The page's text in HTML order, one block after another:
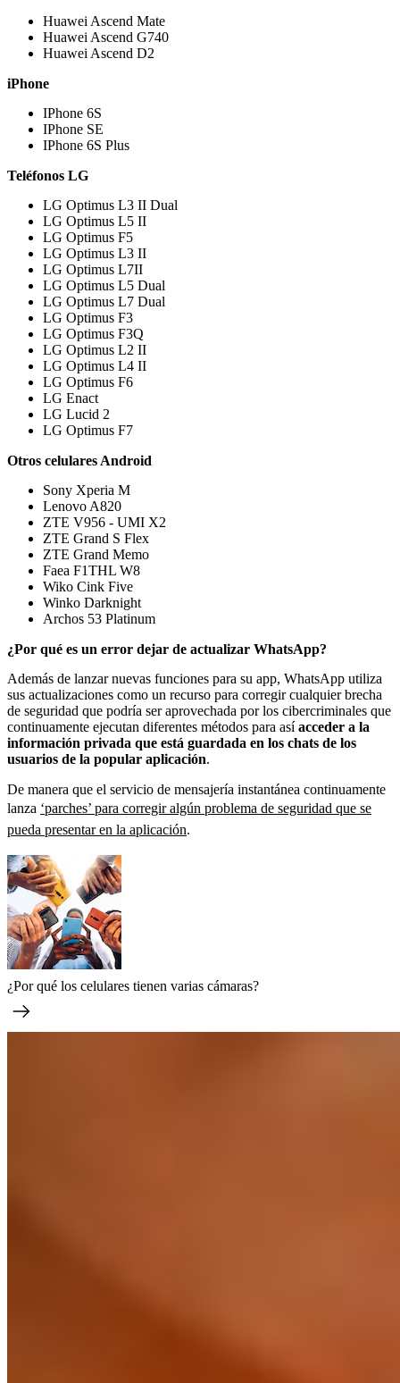
Huawei Ascend Mate
Huawei Ascend G740
Huawei Ascend D2
iPhone
IPhone 6S
IPhone SE
IPhone 6S Plus
Teléfonos LG
LG Optimus L3 II Dual
LG Optimus L5 II
LG Optimus F5
LG Optimus L3 II
LG Optimus L7II
LG Optimus L5 Dual
LG Optimus L7 Dual
LG Optimus F3
LG Optimus F3Q
LG Optimus L2 II
LG Optimus L4 II
LG Optimus F6
LG Enact
LG Lucid 2
LG Optimus F7
Otros celulares Android
Sony Xperia M
Lenovo A820
ZTE V956 - UMI X2
ZTE Grand S Flex
ZTE Grand Memo
Faea F1THL W8
Wiko Cink Five
Winko Darknight
Archos 53 Platinum
¿Por qué es un error dejar de actualizar WhatsApp?
Además de lanzar nuevas funciones para su app, WhatsApp utiliza
sus actualizaciones como un recurso para corregir cualquier brecha
de seguridad que podría ser aprovechada por los cibercriminales que
continuamente ejecutan diferentes métodos para asíacceder a la
información privada que está guardada en los chats de los
usuarios de la popular aplicación.
De manera que el servicio de mensajería instantánea continuamente
lanza ‘parches’ para corregir algún problema de seguridad que se
pueda presentar en la aplicación.
¿Por qué los celulares tienen varias cámaras?